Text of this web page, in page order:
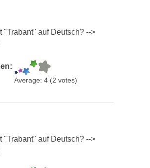
"Trabant" auf Deutsch? -->
Average: 4 (2 votes)
"Trabant" auf Deutsch? -->